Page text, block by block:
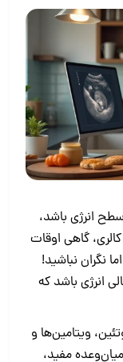
انرژی باشد،
گاهی اوقات
نگران نباشید!
انرژی باشد که
ویتامین‌ها و
مفید،